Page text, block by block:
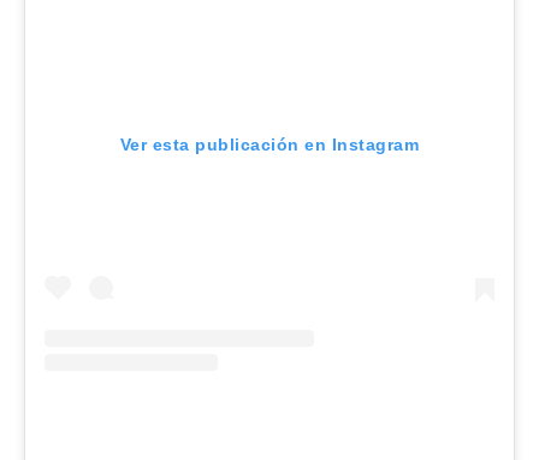
Ver esta publicación en Instagram